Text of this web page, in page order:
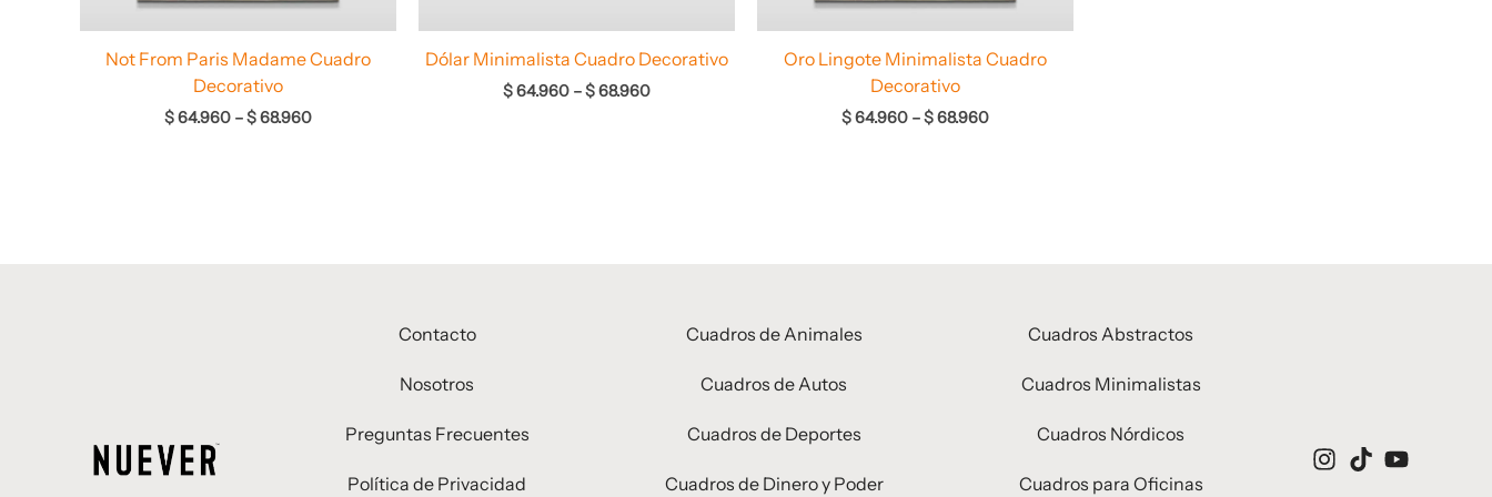
Not From Paris Madame Cuadro
Decorativo
$64.960 –$68.960
Dólar Minimalista Cuadro Decorativo
$64.960 –$68.960
Oro Lingote Minimalista Cuadro
Decorativo
$64.960 –$68.960
Contacto
Nosotros
Preguntas Frecuentes
Política de Privacidad
Cuadros de Animales
Cuadros de Autos
Cuadros de Deportes
Cuadros de Dinero y Poder
Cuadros Abstractos
Cuadros Minimalistas
Cuadros Nórdicos
Cuadros para Oficinas